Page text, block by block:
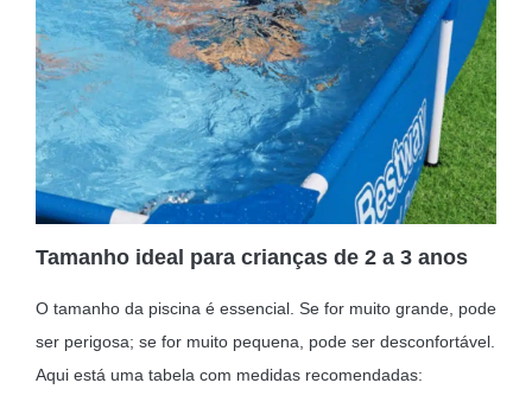
Tamanho ideal para crianças de 2 a 3 anos
O tamanho da piscina é essencial. Se for muito grande, pode
ser perigosa; se for muito pequena, pode ser desconfortável.
Aqui está uma tabela com medidas recomendadas: